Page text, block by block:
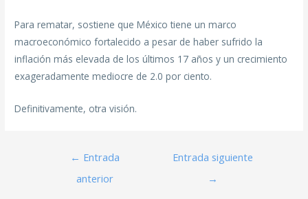
Para rematar, sostiene que México tiene un marco
macroeconómico fortalecido a pesar de haber sufrido la
inflación más elevada de los últimos 17 años y un crecimiento
exageradamente mediocre de 2.0 por ciento.
Definitivamente, otra visión.
← Entrada
anterior
Entrada siguiente
→